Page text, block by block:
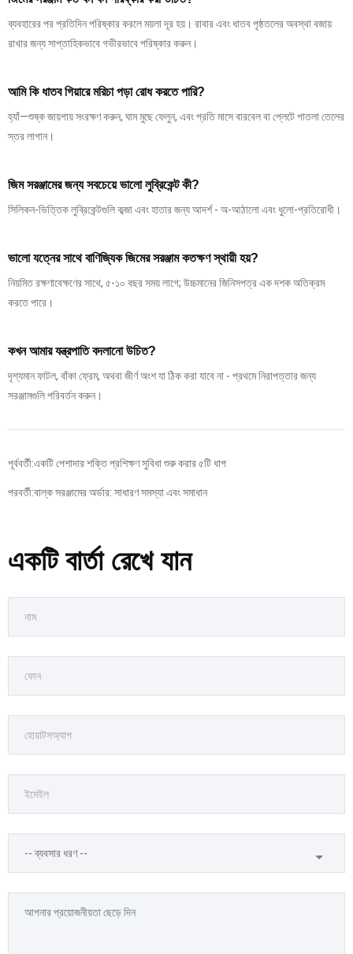
ব্যবহারের পর প্রতিদিন পরিষ্কার করলে ময়লা দূর হয়। রাবার এবং ধাতব পৃষ্ঠতলের অবস্থা বজায়
রাখার জন্য সাপ্তাহিকভাবে গভীরভাবে পরিষ্কার করুন।
আমি কি ধাতব গিয়ারে মরিচা পড়া রোধ করতে পারি?
হ্যাঁ—শুষ্ক জায়গায় সংরক্ষণ করুন, ঘাম মুছে ফেলুন, এবং প্রতি মাসে বারবেল বা প্লেটে পাতলা তেলের
স্তর লাগান।
জিম সরঞ্জামের জন্য সবচেয়ে ভালো লুব্রিকেন্ট কী?
সিলিকন-ভিত্তিক লুব্রিকেন্টগুলি কব্জা এবং হাতার জন্য আদর্শ - অ-আঠালো এবং ধুলো-প্রতিরোধী।
ভালো যত্নের সাথে বাণিজ্যিক জিমের সরঞ্জাম কতক্ষণ স্থায়ী হয়?
নিয়মিত রক্ষণাবেক্ষণের সাথে, ৫-১০ বছর সময় লাগে; উচ্চমানের জিনিসপত্র এক দশক অতিক্রম
করতে পারে।
কখন আমার যন্ত্রপাতি বদলানো উচিত?
দৃশ্যমান ফাটল, বাঁকা ফ্রেম, অথবা জীর্ণ অংশ যা ঠিক করা যাবে না - প্রথমে নিরাপত্তার জন্য
সরঞ্জামগুলি পরিবর্তন করুন।
পূর্ববর্তী:একটি পেশাদার শক্তি প্রশিক্ষণ সুবিধা শুরু করার ৫টি ধাপ
পরবর্তী:বাল্ক সরঞ্জামের অর্ডার: সাধারণ সমস্যা এবং সমাধান
একটি বার্তা রেখে যান